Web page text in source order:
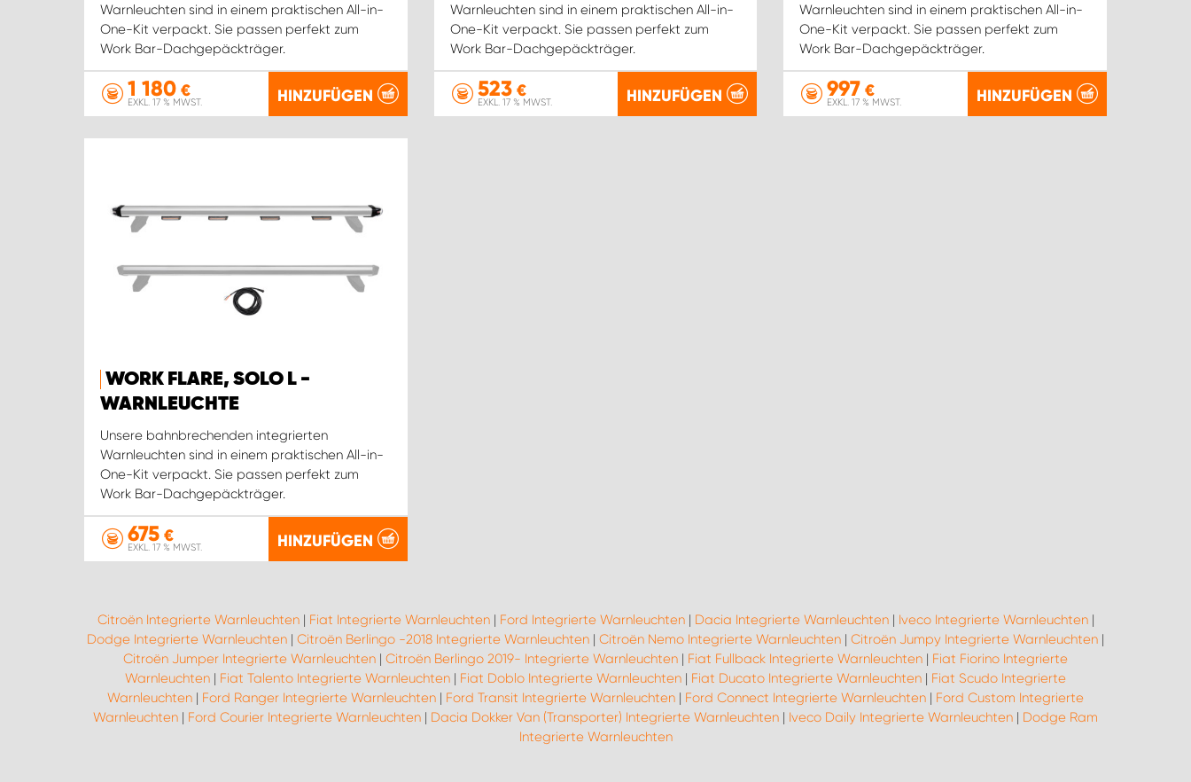
Warnleuchten sind in einem praktischen All-in-
One-Kit verpackt. Sie passen perfekt zum
Work Bar-Dachgepäckträger.
1 180 €
EXKL. 17 % MWST. HINZUFÜGEN
Warnleuchten sind in einem praktischen All-in-
One-Kit verpackt. Sie passen perfekt zum
Work Bar-Dachgepäckträger.
523€
EXKL. 17 % MWST. HINZUFÜGEN
Warnleuchten sind in einem praktischen All-in-
One-Kit verpackt. Sie passen perfekt zum
Work Bar-Dachgepäckträger.
997 €
EXKL. 17 % MWST. HINZUFÜGEN
WORK FLARE, SOLO L -
WARNLEUCHTE
Unsere bahnbrechenden integrierten
Warnleuchten sind in einem praktischen All-in-
One-Kit verpackt. Sie passen perfekt zum
Work Bar-Dachgepäckträger.
675 €
EXKL. 17 % MWST. HINZUFÜGEN
Citroën Integrierte Warnleuchten| Fiat Integrierte Warnleuchten| Ford Integrierte Warnleuchten| Dacia Integrierte Warnleuchten| Iveco Integrierte Warnleuchten|
Dodge Integrierte Warnleuchten | Citroën Berlingo -2018 Integrierte Warnleuchten | Citroën Nemo Integrierte Warnleuchten | Citroën Jumpy Integrierte Warnleuchten |
Citroën Jumper Integrierte Warnleuchten | Citroën Berlingo 2019- Integrierte Warnleuchten | Fiat Fullback Integrierte Warnleuchten | Fiat Fiorino Integrierte
Warnleuchten | Fiat Talento Integrierte Warnleuchten | Fiat Doblo Integrierte Warnleuchten | Fiat Ducato Integrierte Warnleuchten | Fiat Scudo Integrierte
Warnleuchten | Ford Ranger Integrierte Warnleuchten | Ford Transit Integrierte Warnleuchten | Ford Connect Integrierte Warnleuchten | Ford Custom Integrierte
Warnleuchten | Ford Courier Integrierte Warnleuchten | Dacia Dokker Van (Transporter) Integrierte Warnleuchten | Iveco Daily Integrierte Warnleuchten | Dodge Ram
Integrierte Warnleuchten